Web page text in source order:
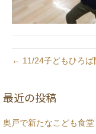
← 11/24子どもひろば
最近の投稿
奥戸で新たなこども食